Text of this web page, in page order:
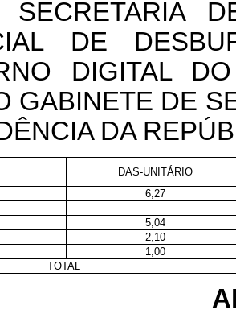
DE
DIGITAL
GABINETE DE
DA
DAS-UNITÁRIO
6,27
5,04
2,10
1,00
TOTAL